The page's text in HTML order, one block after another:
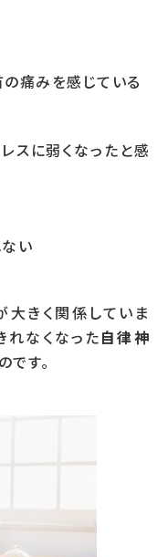
痛みを感じている
スに弱くなったと感
い
大きく関係していま
れなくなった自律神
す。